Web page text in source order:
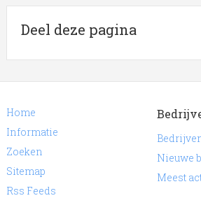
Deel deze pagina
Home
Informatie
Zoeken
Sitemap
Rss Feeds
Nieuwe
Meest